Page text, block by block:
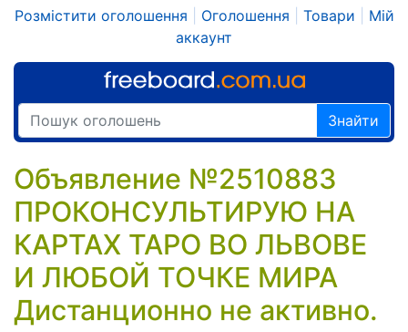
Розмістити оголошення Оголошення Товари
Мій
аккаунт
Знайти
Объявление №2510883
ПРОКОНСУЛЬТИРУЮ НА
КАРТАХ ТАРО ВО ЛЬВОВЕ
И ЛЮБОЙ ТОЧКЕ МИРА
Дистанционно не активно.